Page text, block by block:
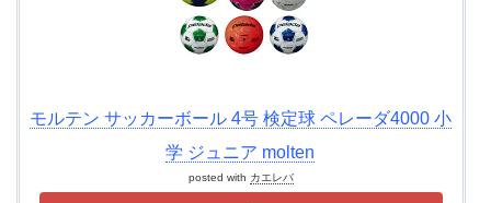
モルテン サッカーボール 4号 検定球 ペレーダ4000 小
学 ジュニア molten
posted with カエレバ